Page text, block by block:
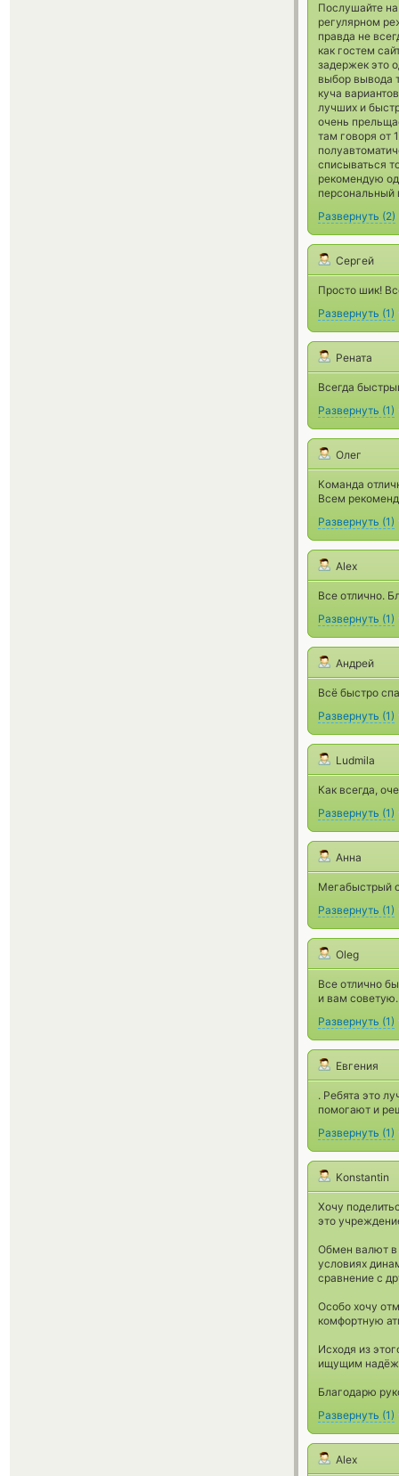
Послушайте
регулярном
правда не
как гостем
задержек это
выбор вывода
куча
лучших и
очень
там говоря от
списываться
рекомендую
персональный
Развернуть (2)
Сергей
Просто шик!
Развернуть (1)
Рената
Всегда
Развернуть (1)
Олег
Команда
Всем
Развернуть (1)
Alex
Все отлично.
Развернуть (1)
Андрей
Всё быстро
Развернуть (1)
Ludmila
Как всегда,
Развернуть (1)
Анна
Мегабыстрый
Развернуть (1)
Oleg
Все отлично
и вам советую.
Развернуть (1)
Евгения
. Ребята это
помогают и
Развернуть (1)
Konstantin
Хочу
это
Обмен валют в
условиях
сравнение с
Особо хочу
комфортную
Исходя из
ищущим
Благодарю
Развернуть (1)
Alex